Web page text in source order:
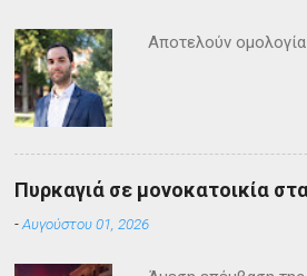
Αποτελούν
Πυρκαγιά σε μονοκατοικία
-Αυγούστου 01, 2026